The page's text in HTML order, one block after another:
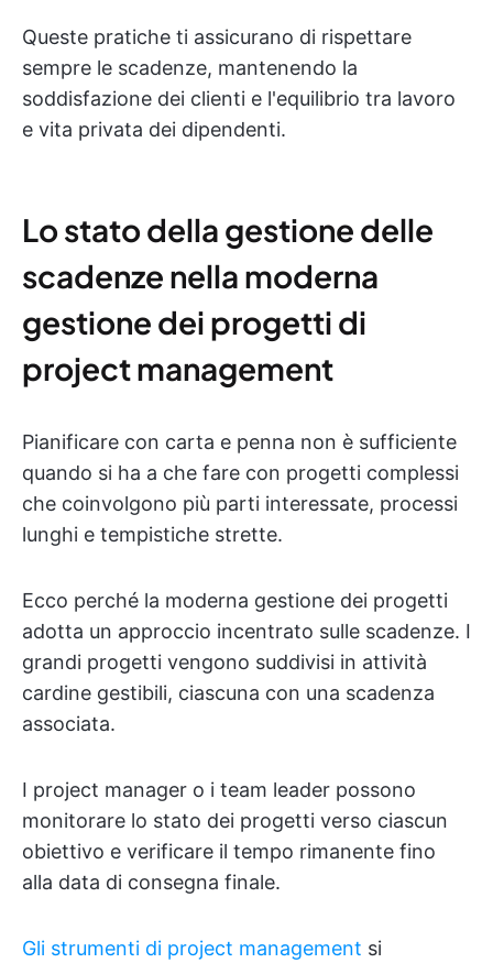
Queste pratiche ti assicurano di rispettare
sempre le scadenze, mantenendo la
soddisfazione dei clienti e l'equilibrio tra lavoro
e vita privata dei dipendenti.
Lo stato della gestione delle
scadenze nella moderna
gestione dei progetti di
project management
Pianificare con carta e penna non è sufficiente
quando si ha a che fare con progetti complessi
che coinvolgono più parti interessate, processi
lunghi e tempistiche strette.
Ecco perché la moderna gestione dei progetti
adotta un approccio incentrato sulle scadenze. I
grandi progetti vengono suddivisi in attività
cardine gestibili, ciascuna con una scadenza
associata.
I project manager o i team leader possono
monitorare lo stato dei progetti verso ciascun
obiettivo e verificare il tempo rimanente fino
alla data di consegna finale.
Gli strumenti di project management si